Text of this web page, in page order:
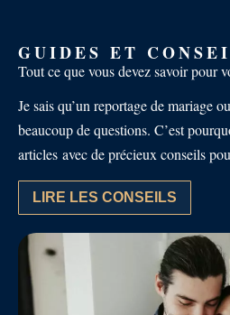
GUIDES ET
Tout ce que vous devez savoir pour
Je sais qu’un reportage de mariage
beaucoup de questions. C’est
articles avec de précieux conseils
LIRE LES CONSEILS